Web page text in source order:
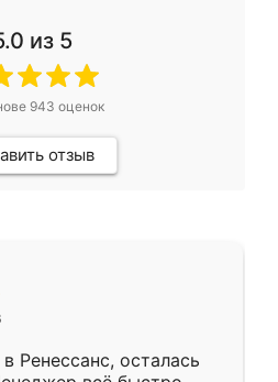
из 5
943 оценок
отзыв
Ренессанс, осталась